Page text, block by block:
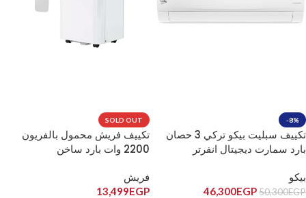
-8%
تكييف سبليت بيكو تركي 3 حصان
بارد سمارت ديجيتال انفرتر
بيكو
50,300EGP
46,300EGP
SOLD OUT
تكييف فريش محمول بالفريون
2200 وات بارد ساخن
فريش
13,499EGP